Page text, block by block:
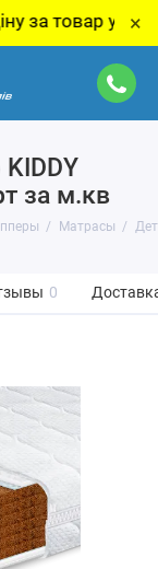
уточнюйте
×
за м.кв
Матрасы
0